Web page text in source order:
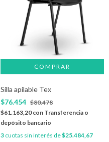
Silla apilable Tex
$76.454 $80.478
$61.163,20con Transferencia o
depósito bancario
3cuotas sin interés de$25.484,67